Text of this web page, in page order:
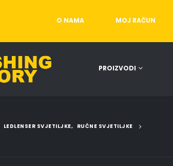
O NAMA MOJ RAČUN
PROIZVODI
LEDLENSER SVJETILJKE, RUČNE SVJETILJKE